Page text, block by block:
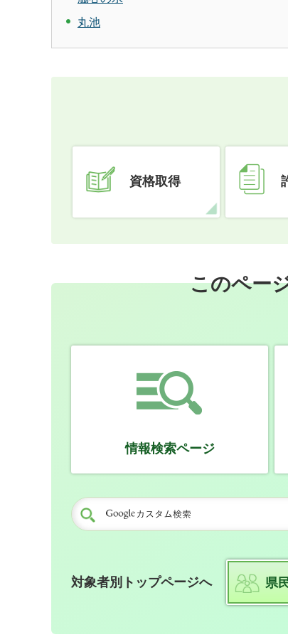
丸池
資格取得
このペー
情報検索ページ
対象者別トップページへ 県